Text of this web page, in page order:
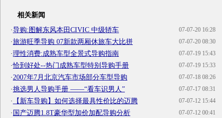
相关新闻
07-07-20 16:28
·导购:图解东风本田CIVIC 中级轿车
07-07-20 08:30
·旅游旺季导购 07新款两厢休旅车大比拼
07-07-19 15:43
·理性消费:成熟车型全景式导购指南
07-07-19 15:33
·恰到好处--热门成熟车型特别导购手册
07-07-18 08:26
·2007年7月北京汽车市场部分车型导购
07-07-17 08:31
·挑选男人导购手册 ——“看车识男人”
07-07-12 15:44
· 【新车导购】如何选择最具性价比的迈腾
07-07-12 00:41
·国产迈腾1.8T豪华型加价加配导购分析